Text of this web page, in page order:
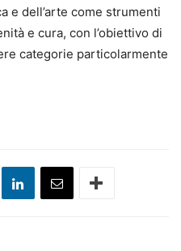
e dell’arte come strumenti
e cura, con l’obiettivo di
categorie particolarmente